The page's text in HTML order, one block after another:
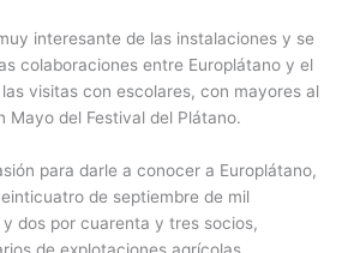
interesante de las instalaciones y se
colaboraciones entre Europlátano y el
visitas con escolares, con mayores al
Mayo del Festival del Plátano.
para darle a conocer a Europlátano,
de septiembre de mil
dos por cuarenta y tres socios,